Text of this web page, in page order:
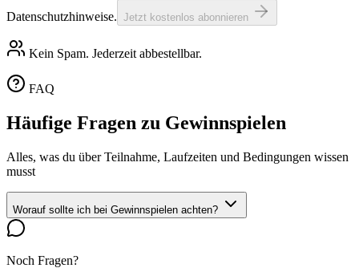
Datenschutzhinweise. Jetzt kostenlos abonnieren
Kein Spam. Jederzeit abbestellbar.
FAQ
Häufige Fragen zu Gewinnspielen
Alles, was du über Teilnahme, Laufzeiten und Bedingungen wissen
musst
Worauf sollte ich bei Gewinnspielen achten?
Noch Fragen?